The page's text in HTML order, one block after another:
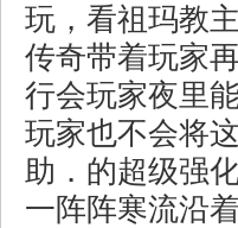
玩，看祖玛教
传奇带着玩家
行会玩家夜里
玩家也不会将
助．的超级强
一阵阵寒流沿